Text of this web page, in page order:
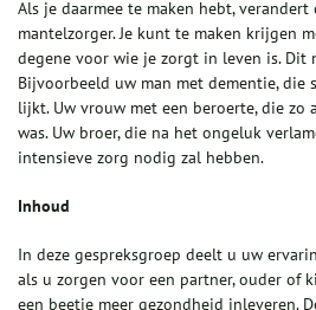
Als je daarmee te maken hebt,
mantelzorger. Je kunt te maken krijgen
degene voor wie je zorgt in leven is. Dit
Bijvoorbeeld uw man met dementie, die
lijkt. Uw vrouw met een beroerte, die zo
was. Uw broer, die na het ongeluk
intensieve zorg nodig zal hebben.
Inhoud
In deze gespreksgroep deelt u uw
als u zorgen voor een partner, ouder of
een beetje meer gezondheid inleveren.